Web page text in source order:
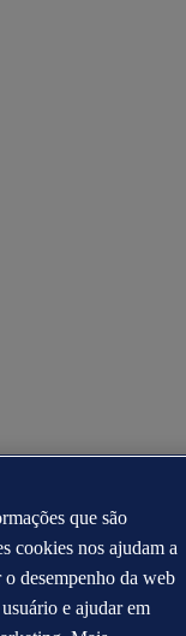
que são
cookies nos ajudam a
desempenho da web
e ajudar em